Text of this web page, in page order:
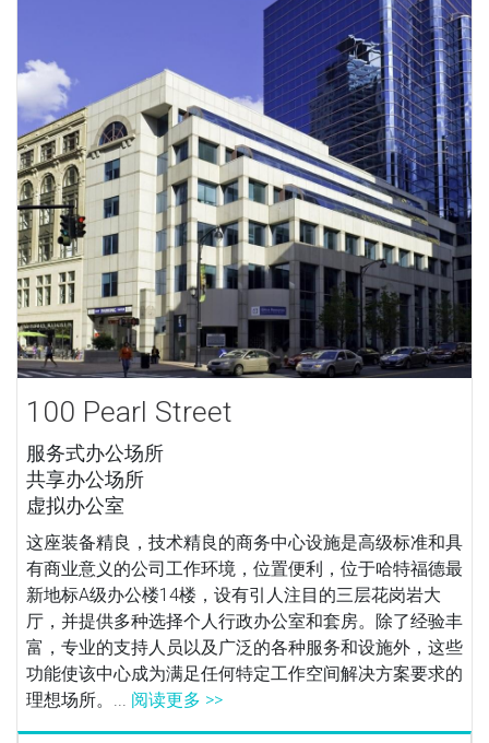
100 Pearl Street
服务式办公场所
共享办公场所
虚拟办公室
这座装备精良，技术精良的商务中心设施是高级标准和具
有商业意义的公司工作环境，位置便利，位于哈特福德最
新地标A级办公楼14楼，设有引人注目的三层花岗岩大
厅，并提供多种选择个人行政办公室和套房。除了经验丰
富，专业的支持人员以及广泛的各种服务和设施外，这些
功能使该中心成为满足任何特定工作空间解决方案要求的
理想场所。... 阅读更多 >>